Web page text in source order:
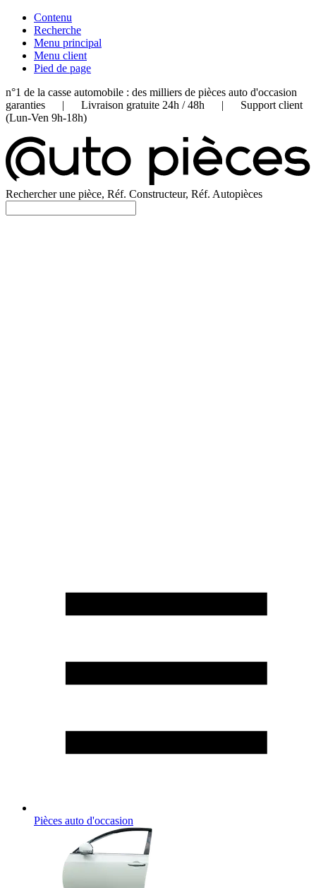
Contenu
Recherche
Menu principal
Menu client
Pied de page
n°1 de la casse automobile : des milliers de pièces auto d'occasion
garanties | Livraison gratuite 24h / 48h | Support client
(Lun-Ven 9h-18h)
Rechercher une pièce, Réf. Constructeur, Réf. Autopièces
Pièces auto d'occasion